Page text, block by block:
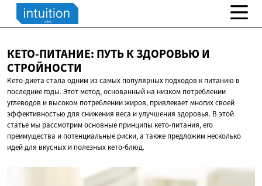
КЕТО-ПИТАНИЕ: ПУТЬ К ЗДОРОВЬЮИ
СТРОЙНОСТИ
Кето-диета стала одним из самых популярных подходов к питанию в
последние годы. Этот метод, основанный на низком потреблении
углеводов и высоком потреблении жиров, привлекает многих своей
эффективностью для снижения веса и улучшения здоровья. В этой
статье мы рассмотрим основные принципы кето-питания, его
преимущества и потенциальные риски, а также предложим несколько
идей для вкусных и полезных кето-блюд.